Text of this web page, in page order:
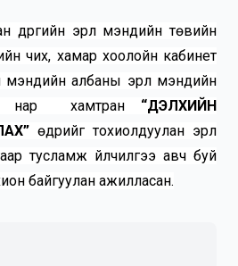
дүүргийн эрүүл мэндийн төвийн
чих, хамар хоолойн кабинет
мэндийн албаны эрүүл мэндийн
нар
хамтран “ДЭЛХИЙН
өдрийг тохиолдуулан эрүүл
тусламж үйлчилгээ авч буй
байгуулан ажилласан.